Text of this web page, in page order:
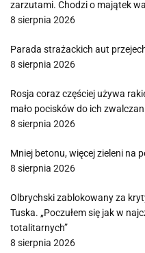
zarzutami. Chodzi o majątek
8 sierpnia 2026
Parada strażackich aut
8 sierpnia 2026
Rosja coraz częściej używa
mało pocisków do ich
8 sierpnia 2026
Mniej betonu, więcej zieleni na
8 sierpnia 2026
Olbrychski zablokowany za
Tuska. „Poczułem się jak w
totalitarnych”
8 sierpnia 2026